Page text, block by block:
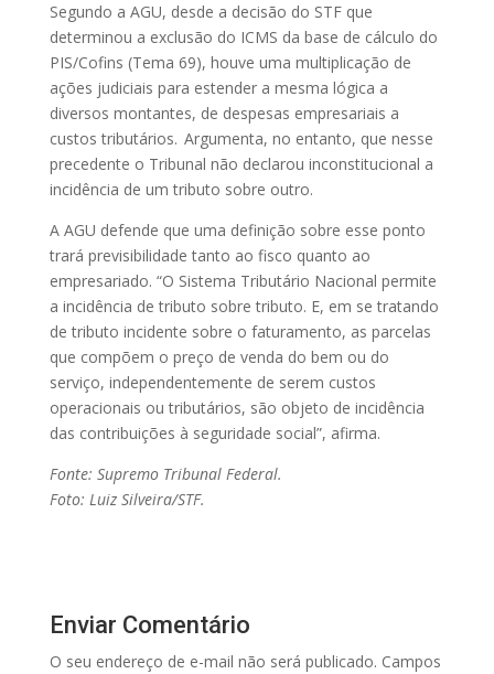
Segundo a AGU, desde a decisão do STF que
determinou a exclusão do ICMS da base de cálculo do
PIS/Cofins (Tema 69), houve uma multiplicação de
ações judiciais para estender a mesma lógica a
diversos montantes, de despesas empresariais a
custos tributários. Argumenta, no entanto, que nesse
precedente o Tribunal não declarou inconstitucional a
incidência de um tributo sobre outro.
A AGU defende que uma definição sobre esse ponto
trará previsibilidade tanto ao fisco quanto ao
empresariado. “O Sistema Tributário Nacional permite
a incidência de tributo sobre tributo. E, em se tratando
de tributo incidente sobre o faturamento, as parcelas
que compõem o preço de venda do bem ou do
serviço, independentemente de serem custos
operacionais ou tributários, são objeto de incidência
das contribuições à seguridade social”, afirma.
Fonte: Supremo Tribunal Federal.
Foto: Luiz Silveira/STF.
Enviar Comentário
O seu endereço de e-mail não será publicado. Campos